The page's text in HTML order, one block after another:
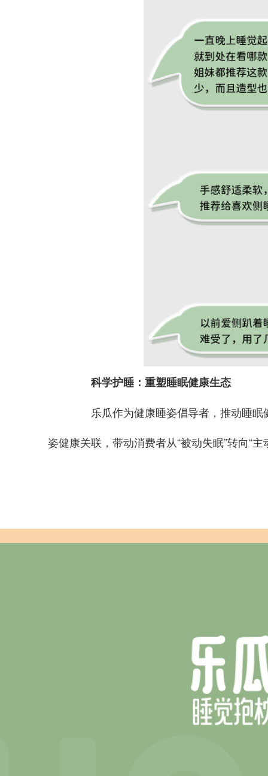
科学护睡 ： 重塑睡眠健康生态
乐瓜作为健康睡姿倡导者，推动睡眠
姿健康关联，带动消费者从“被动失眠”转向“